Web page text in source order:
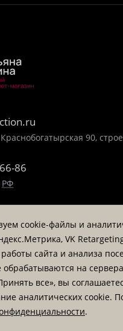
90,
86
РФ
Заказать звонок
на сайте представлена
cookie-файлы и
VK
сайта и анализа
обрабатываются на
все», вы
аналитических cookie.
.